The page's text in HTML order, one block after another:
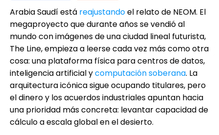
Arabia Saudí está reajustandoel relato de NEOM. El
megaproyecto que durante años se vendió al
mundo con imágenes de una ciudad lineal futurista,
The Line, empieza a leerse cada vez más como otra
cosa: una plataforma física para centros de datos,
inteligencia artificial ycomputación soberana. La
arquitectura icónica sigue ocupando titulares, pero
el dinero y los acuerdos industriales apuntan hacia
una prioridad más concreta: levantar capacidad de
cálculo a escala global en el desierto.